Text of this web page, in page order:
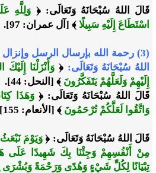
قَالَ اللهُ سُبْحَانَهُ وَتَعَالَى: ﴿ وَلِلَّهِ
اسْتَطَاعَ إِلَيْهِ سَبِيلًا ﴾ [آل عمران: 97].
(3) رحمة الله بإرسال الرسل
اللهُ سُبْحَانَهُ وَتَعَالَى: ﴿ وَأَنْزَلْنَا
إِلَيْهِمْ وَلَعَلَّهُمْ يَتَفَكَّرُونَ ﴾ [النحل: 44].
قَالَ اللهُ سُبْحَانَهُ وَتَعَالَى: ﴿وَهَذَا
وَاتَّقُوا لَعَلَّكُمْ تُرْحَمُونَ ﴾ [الأنعام: 155].
قَالَ اللهُ سُبْحَانَهُ وَتَعَالَى: ﴿وَيَوْمَ
مِنْ أَنْفُسِهِمْ وَجِئْنَا بِكَ شَهِيدًا عَلَى
تِبْيَانًا لِكُلِّ شَيْءٍ وَهُدًى وَرَحْمَةً وَبُشْرَى